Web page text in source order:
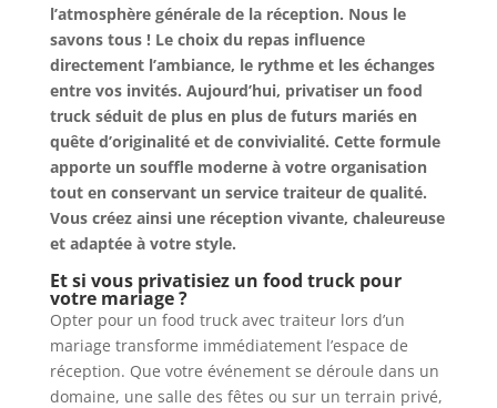
l’atmosphère générale de la réception. Nous le
savons tous ! Le choix du repas influence
directement l’ambiance, le rythme et les échanges
entre vos invités. Aujourd’hui, privatiser un food
truck séduit de plus en plus de futurs mariés en
quête d’originalité et de convivialité. Cette formule
apporte un souffle moderne à votre organisation
tout en conservant un service traiteur de qualité.
Vous créez ainsi une réception vivante, chaleureuse
et adaptée à votre style.
Et si vous privatisiez un food truck pour
votre mariage ?
Opter pour un food truck avec traiteur lors d’un
mariage transforme immédiatement l’espace de
réception. Que votre événement se déroule dans un
domaine, une salle des fêtes ou sur un terrain privé,